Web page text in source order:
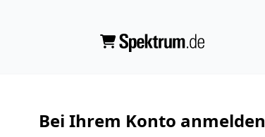
Bei Ihrem Konto anmelden